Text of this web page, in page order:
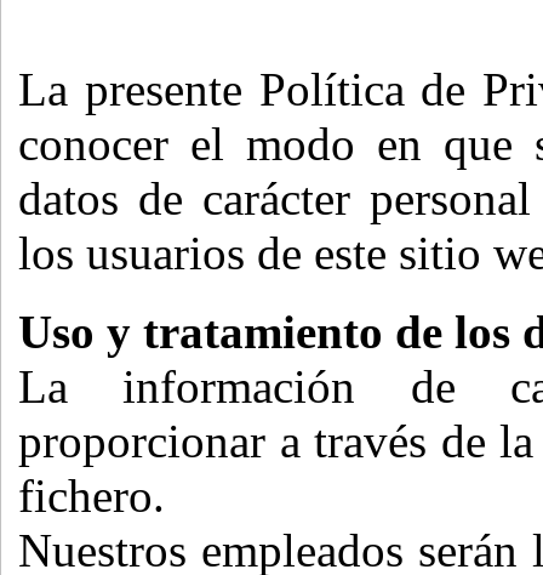
La presente Política de
conocer el modo en que
datos de carácter
los usuarios de este sitio
Uso y tratamiento de los
La información de
proporcionar a través de
fichero.
Nuestros empleados